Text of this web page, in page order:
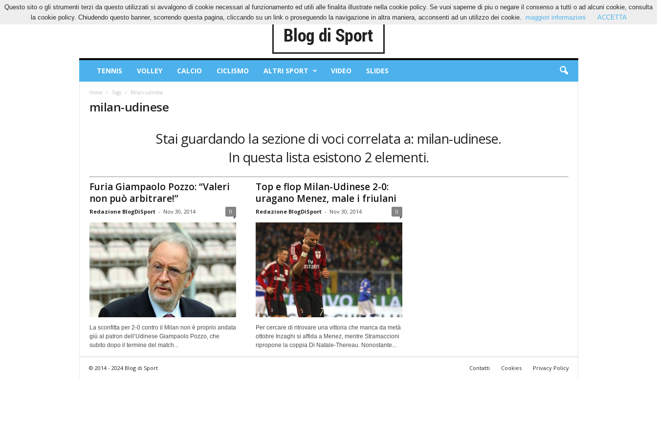
GIOVEDÌ, 6 AGOSTO 2026 CONTATTI COOKIES PRIVACY POLICY
Sport
TENNIS VOLLEY CALCIO CICLISMO ALTRI SPORT VIDEO SLIDES
Home Tags Milan-udinese
milan-udinese
Stai guardando la sezione di voci correlata a: milan-udinese.
In questa lista esistono 2 elementi.
Furia Giampaolo Pozzo: “Valeri
non può arbitrare!”
Redazione BlogDiSport - Nov 30, 2014 0
La sconfitta per 2-0 contro il Milan non è proprio andata
giù al patron dell’Udinese Giampaolo Pozzo, che
subito dopo il termine del match...
Top e flop Milan-Udinese 2-0:
uragano Menez, male i friulani
Redazione BlogDiSport - Nov 30, 2014 0
Per cercare di ritrovare una vittoria che manca da metà
ottobre Inzaghi si affida a Menez, mentre Stramaccioni
ripropone la coppia Di Natale-Thereau. Nonostante...
Contatti Cookies Privacy Policy
© 2014 - 2024 Blog di Sport
Questo sito o gli strumenti terzi da questo utilizzati si avvalgono di cookie necessari al funzionamento ed utili alle finalita illustrate nella cookie policy. Se vuoi saperne di piu o negare il consenso a tutti o ad alcuni cookie, consulta
la cookie policy. Chiudendo questo banner, scorrendo questa pagina, cliccando su un link o proseguendo la navigazione in altra maniera, acconsenti ad un utilizzo dei cookie.
maggiori informazioni ACCETTA